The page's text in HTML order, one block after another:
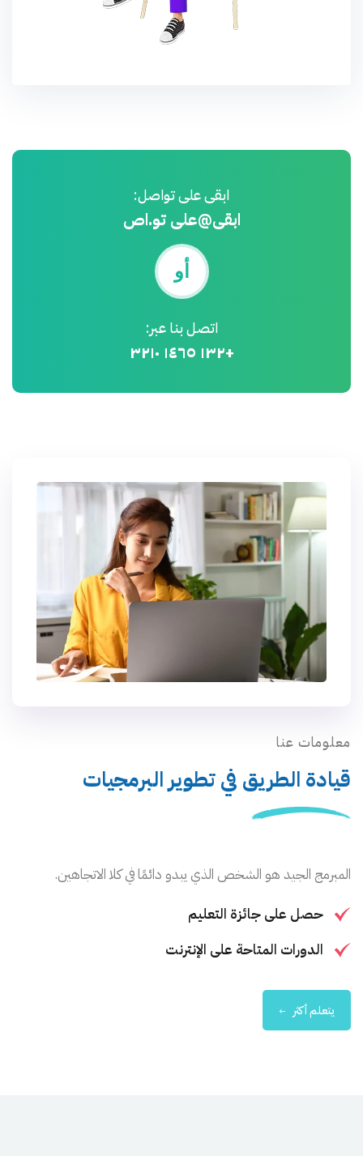
ابقى على تواصل:
ابقى@على تو.اص
أو
اتصل بنا عبر:
+١٣٢ ١٤٦٥ ٣٢١٠
معلومات عنا
قيادة الطريق في تطوير البرمجيات
المبرمج الجيد هو الشخص الذي يبدو دائمًا في كلا الاتجاهين.
حصل على جائزة التعليم
الدورات المتاحة على الإنترنت
يتعلم أكثر